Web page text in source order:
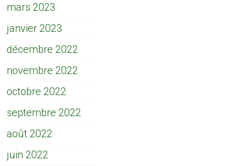
mars 2023
janvier 2023
décembre 2022
novembre 2022
octobre 2022
septembre 2022
août 2022
juin 2022